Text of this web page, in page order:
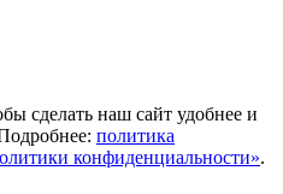
сделать наш сайт удобнее и
политика
конфиденциальности».